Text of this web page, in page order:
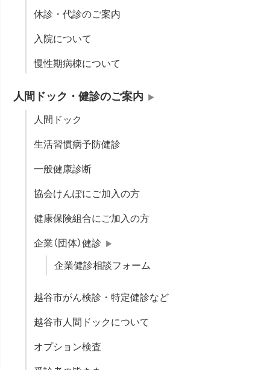
休診・代診のご案内
入院について
慢性期病棟について
人間ドック・健診のご案内
人間ドック
生活習慣病予防健診
一般健康診断
協会けんぽにご加入の方
健康保険組合にご加入の方
企業（団体）健診
企業健診相談フォーム
越谷市がん検診・特定健診など
越谷市人間ドックについて
オプション検査